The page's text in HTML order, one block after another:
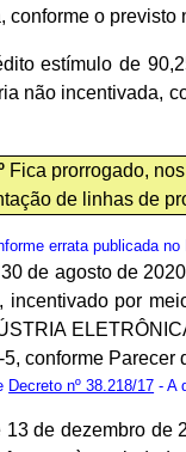
conforme o previsto
estímulo de
não incentivada,
Fica prorrogado,
de linhas de
errata publicada
30 de agosto de
incentivado por
conforme Parecer
Decreto nº 38.218/17 - A
13 de dezembro